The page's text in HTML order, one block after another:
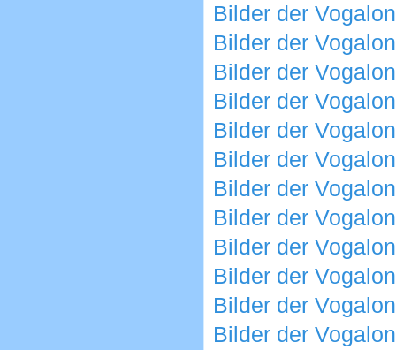
Bilder der
Bilder der
Bilder der
Bilder der
Bilder der
Bilder der
Bilder der
Bilder der
Bilder der
Bilder der
Bilder der
Bilder der